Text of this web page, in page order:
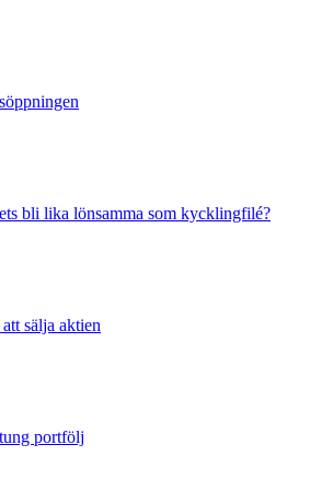
bli lika lönsamma som kycklingfilé?
sälja aktien
portfölj